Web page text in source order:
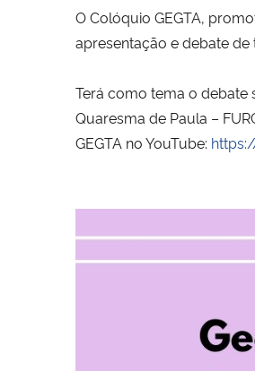
O Colóquio GEGTA,
apresentação e debate de
Terá como tema o debate
Quaresma de Paula –
GEGTA no YouTube: